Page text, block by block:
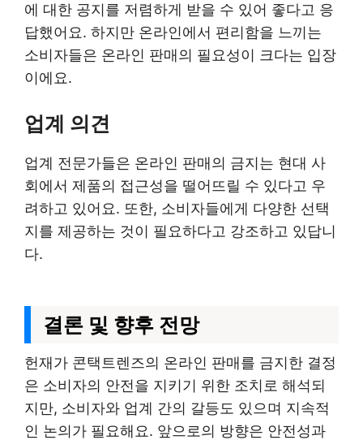
에 대한 공지를 저렴하게 받을 수 있어 좋다고 응
답했어요. 하지만 온라인에서 편리함을 느끼는
소비자들은 온라인 판매의 필요성이 크다는 입장
이에요.
업계 의견
업계 전문가들은 온라인 판매의 금지는 현대 사
회에서 제품의 접근성을 떨어뜨릴 수 있다고 우
려하고 있어요. 또한, 소비자들에게 다양한 선택
지를 제공하는 것이 필요하다고 강조하고 있답니
다.
결론 및 향후 전망
헌재가 콘택트렌즈의 온라인 판매를 금지한 결정
은 소비자의 안전을 지키기 위한 조치로 해석되
지만, 소비자와 업계 간의 갈등도 있으며 지속적
인 논의가 필요해요. 앞으로의 방향은 안전성과